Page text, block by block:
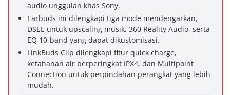
audio unggulan khas Sony.
Earbuds ini dilengkapi tiga mode mendengarkan,
DSEE untuk upscaling musik, 360 Reality Audio, serta
EQ 10-band yang dapat dikustomisasi.
LinkBuds Clip dilengkapi fitur quick charge,
ketahanan air berperingkat IPX4, dan Multipoint
Connection untuk perpindahan perangkat yang lebih
mudah.